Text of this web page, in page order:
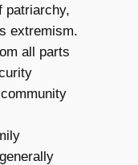
patriarchy,
extremism.
all parts